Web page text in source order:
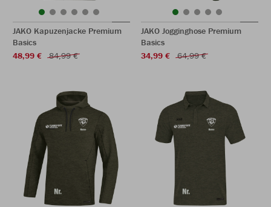
JAKO Kapuzenjacke Premium
Basics
48,99 €
84,99 €
JAKO Jogginghose Premium
Basics
34,99 €
64,99 €